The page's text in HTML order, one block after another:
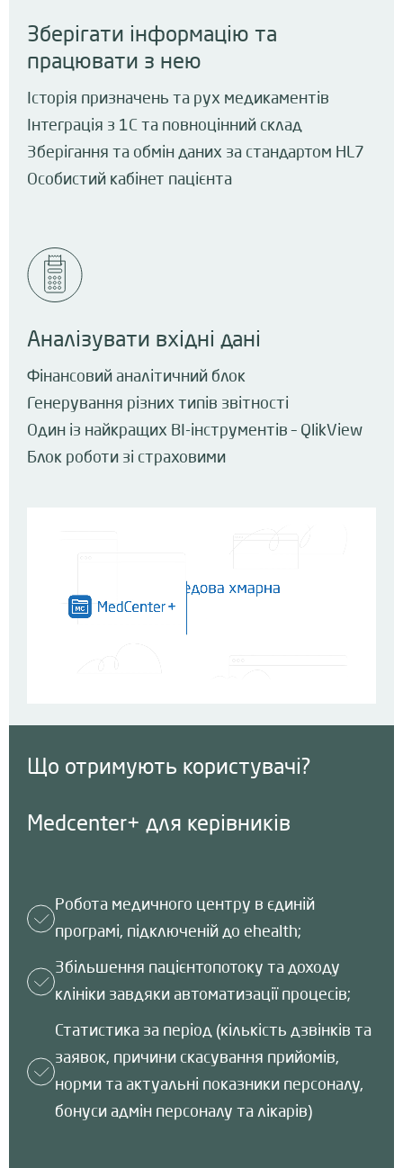
Зберігати інформацію та
працювати з нею
Історія призначень та рух медикаментів
Інтеграція з 1С та повноцінний склад
Зберігання та обмін даних за стандартом HL7
Особистий кабінет пацієнта
Аналізувати вхідні дані
Фінансовий аналітичний блок
Генерування різних типів звітності
Один із найкращих BI-інструментів – QlikView
Блок роботи зі страховими
Що отримують користувачі?
Medcenter+ для керівників
Робота медичного центру в єдиній
програмі, підключеній до ehealth;
Збільшення пацієнтопотоку та доходу
клініки завдяки автоматизації процесів;
Статистика за період (кількість дзвінків та
заявок, причини скасування прийомів,
норми та актуальні показники персоналу,
бонуси адмін персоналу та лікарів)